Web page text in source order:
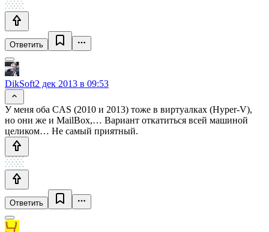
Ответить
DikSoft2 дек 2013 в 09:53
У меня оба CAS (2010 и 2013) тоже в виртуалках (Hyper-V),
но они же и MailBox,… Вариант откатиться всей машиной
целиком… Не самый приятный.
Ответить